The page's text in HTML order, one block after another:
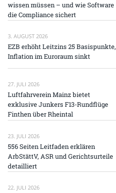
wissen müssen – und wie Software
die Compliance sichert
3. AUGUST 2026
EZB erhöht Leitzins 25 Basispunkte,
Inflation im Euroraum sinkt
27. JULI 2026
Luftfahrverein Mainz bietet
exklusive Junkers F13-Rundflüge
Finthen über Rheintal
23. JULI 2026
556 Seiten Leitfaden erklären
ArbStättV, ASR und Gerichtsurteile
detailliert
22. JULI 2026